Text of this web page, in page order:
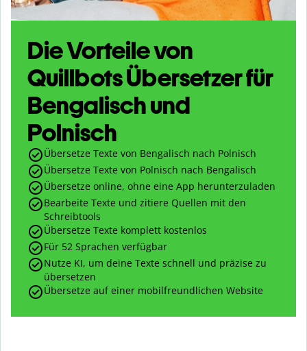
Die Vorteile von
Quillbots Übersetzer für
Bengalisch und
Polnisch
Übersetze Texte von Bengalisch nach Polnisch
Übersetze Texte von Polnisch nach Bengalisch
Übersetze online, ohne eine App herunterzuladen
Bearbeite Texte und zitiere Quellen mit den
Schreibtools
Übersetze Texte komplett kostenlos
Für 52 Sprachen verfügbar
Nutze KI, um deine Texte schnell und präzise zu
übersetzen
Übersetze auf einer mobilfreundlichen Website